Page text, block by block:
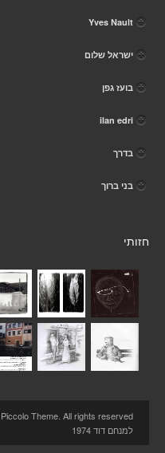
Yves Nault
ישראל שלום
בועז גפן
ilan edri
בדרך
בני ברוך
חזותי
למנחם דוד 1974